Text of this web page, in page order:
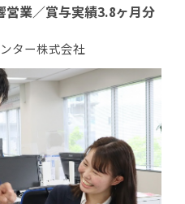
営業／賞与実績3.8ヶ月分
ター株式会社